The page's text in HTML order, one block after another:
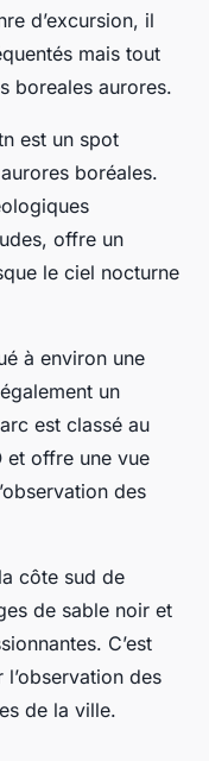
d’excursion, il
mais tout
boreales aurores.
est un spot
boréales.
offre un
le ciel nocturne
à environ une
un
est classé au
et offre une vue
des
côte sud de
de sable noir et
C’est
des
de la ville.